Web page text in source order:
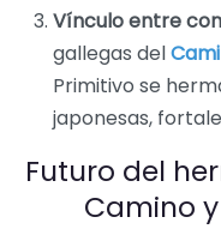
Vínculo entre
gallegas del
Primitivo se
japonesas,
Futuro del
Camino